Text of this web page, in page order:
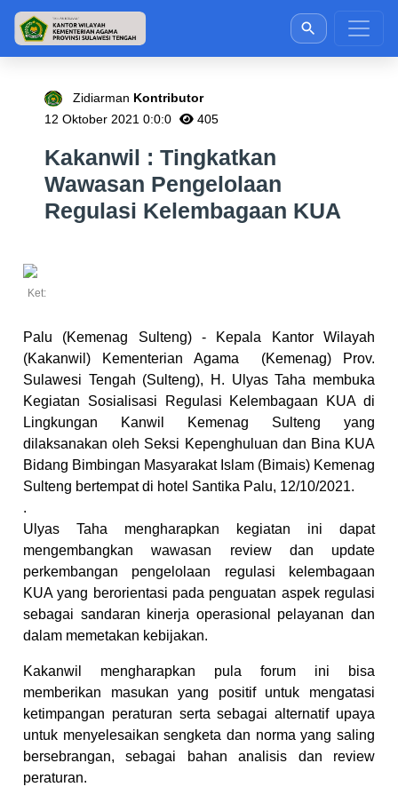
Zidiarman Kontributor
12 Oktober 2021 0:0:0
405
Kakanwil : Tingkatkan
Wawasan Pengelolaan
Regulasi Kelembagaan KUA
Ket:
Palu (Kemenag Sulteng) - Kepala Kantor Wilayah
(Kakanwil) Kementerian Agama (Kemenag) Prov.
Sulawesi Tengah (Sulteng), H. Ulyas Taha membuka
Kegiatan Sosialisasi Regulasi Kelembagaan KUA di
Lingkungan Kanwil Kemenag Sulteng yang
dilaksanakan oleh Seksi Kepenghuluan dan Bina KUA
Bidang Bimbingan Masyarakat Islam (Bimais) Kemenag
Sulteng bertempat di hotel Santika Palu, 12/10/2021.
.
Ulyas Taha mengharapkan kegiatan ini dapat
mengembangkan wawasan review dan update
perkembangan pengelolaan regulasi kelembagaan
KUA yang berorientasi pada penguatan aspek regulasi
sebagai sandaran kinerja operasional pelayanan dan
dalam memetakan kebijakan.
Kakanwil mengharapkan pula forum ini bisa
memberikan masukan yang positif untuk mengatasi
ketimpangan peraturan serta sebagai alternatif upaya
untuk menyelesaikan sengketa dan norma yang saling
bersebrangan, sebagai bahan analisis dan review
peraturan.